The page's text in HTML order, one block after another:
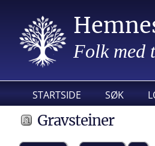
Folk med
STARTSIDE SØK
Gravsteiner